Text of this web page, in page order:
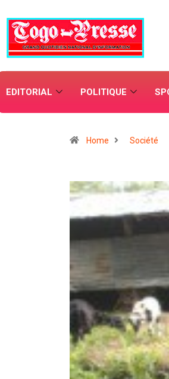
EDITORIAL POLITIQUE
Home Société